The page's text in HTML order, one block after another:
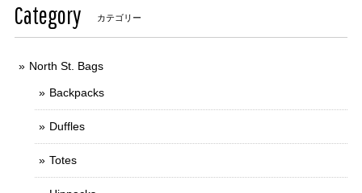
Category カテゴリー
North St. Bags
Backpacks
Duffles
Totes